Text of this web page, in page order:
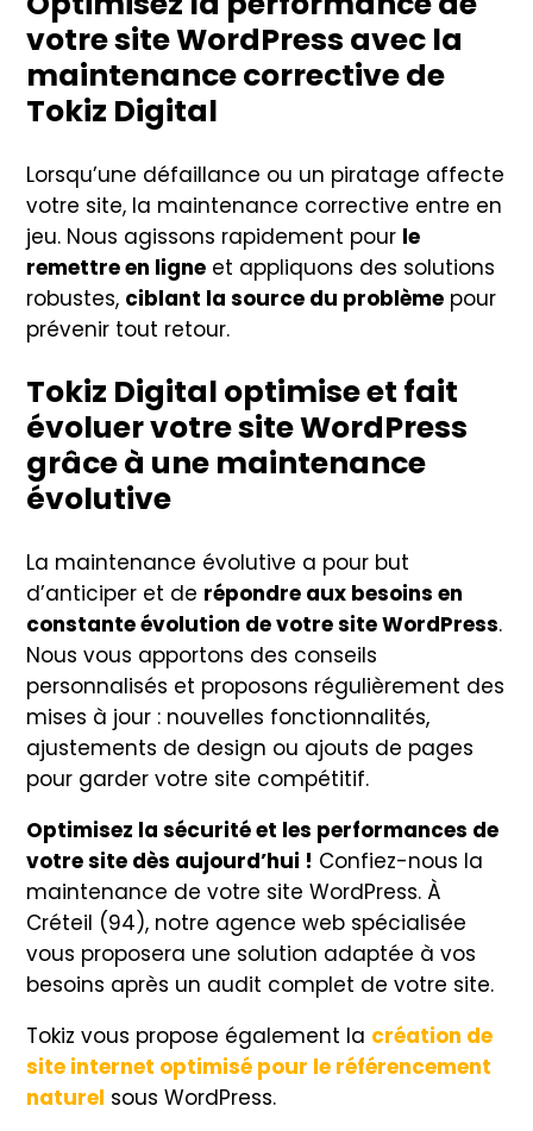
votre site WordPress avec la
maintenance corrective de
Tokiz Digital
Lorsqu’une défaillance ou un piratage affecte
votre site, la maintenance corrective entre en
jeu. Nous agissons rapidement pour le
remettre en ligne et appliquons des solutions
robustes, ciblant la source du problème pour
prévenir tout retour.
Tokiz Digital optimise et fait
évoluer votre site WordPress
grâce à une maintenance
évolutive
La maintenance évolutive a pour but
d’anticiper et de répondre aux besoins en
constante évolution de votre site WordPress.
Nous vous apportons des conseils
personnalisés et proposons régulièrement des
mises à jour : nouvelles fonctionnalités,
ajustements de design ou ajouts de pages
pour garder votre site compétitif.
Optimisez la sécurité et les performances de
votre site dès aujourd’hui ! Confiez-nous la
maintenance de votre site WordPress. À
Créteil (94), notre agence web spécialisée
vous proposera une solution adaptée à vos
besoins après un audit complet de votre site.
Tokiz vous propose également la création de
site internet optimisé pour le référencement
naturel sous WordPress.